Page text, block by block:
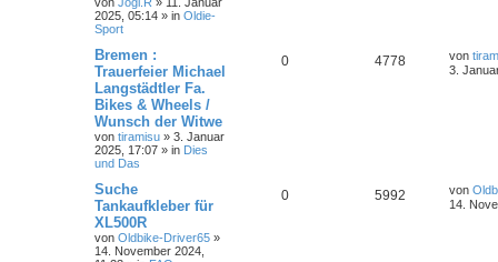
2025, 05:14 » in Oldie-
Sport
Bremen :
Trauerfeier Michael
Langstädtler Fa.
Bikes & Wheels /
Wunsch der Witwe
von tiramisu » 3. Januar
2025, 17:07 » in Dies
und Das
0 4778 von
3.
Suche
Tankaufkleber für
XL500R
von Oldbike-Driver65 »
14. November 2024,
0 5992 von
14.